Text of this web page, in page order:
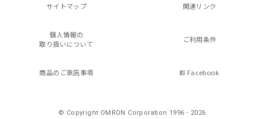
サイトマップ 関連リンク
個人情報の
取り扱いについて
ご利用条件
商品のご承諾事項 Facebook
© Copyright OMRON Corporation 1996 - 2026.